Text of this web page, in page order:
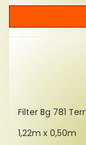
Fil­ter Bg 781
1,22m x 0,50m